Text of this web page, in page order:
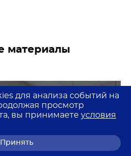
материалы
для анализа событий на
просмотр
вы принимаете условия
Принять